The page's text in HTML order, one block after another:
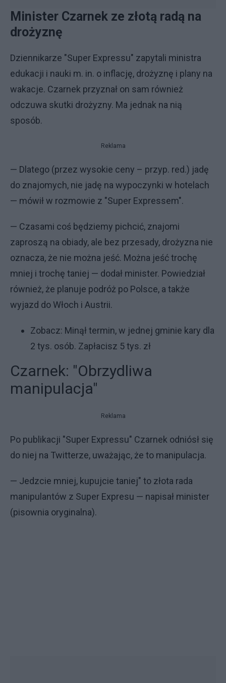
Minister Czarnek ze złotą radą na
drożyznę
Dziennikarze "Super Expressu" zapytali ministra
edukacji i nauki m. in. o inflację, drożyznę i plany na
wakacje. Czarnek przyznał on sam również
odczuwa skutki drożyzny. Ma jednak na nią
sposób.
Reklama
— Dlatego (przez wysokie ceny – przyp. red.) jadę
do znajomych, nie jadę na wypoczynki w hotelach
— mówił w rozmowie z "Super Expressem".
— Czasami coś będziemy pichcić, znajomi
zaproszą na obiady, ale bez przesady, drożyzna nie
oznacza, że nie można jeść. Można jeść trochę
mniej i trochę taniej — dodał minister. Powiedział
również, że planuje podróż po Polsce, a także
wyjazd do Włoch i Austrii.
Zobacz: Minął termin, w jednej gminie kary dla
2 tys. osób. Zapłacisz 5 tys. zł
Czarnek: "Obrzydliwa
manipulacja"
Reklama
Po publikacji "Super Expressu" Czarnek odniósł się
do niej na Twitterze, uważając, że to manipulacja.
— Jedzcie mniej, kupujcie taniej" to złota rada
manipulantów z Super Expresu — napisał minister
(pisownia oryginalna).